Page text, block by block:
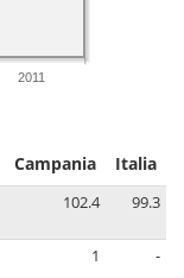
2011
Campania Italia
102.4 99.3
1 -